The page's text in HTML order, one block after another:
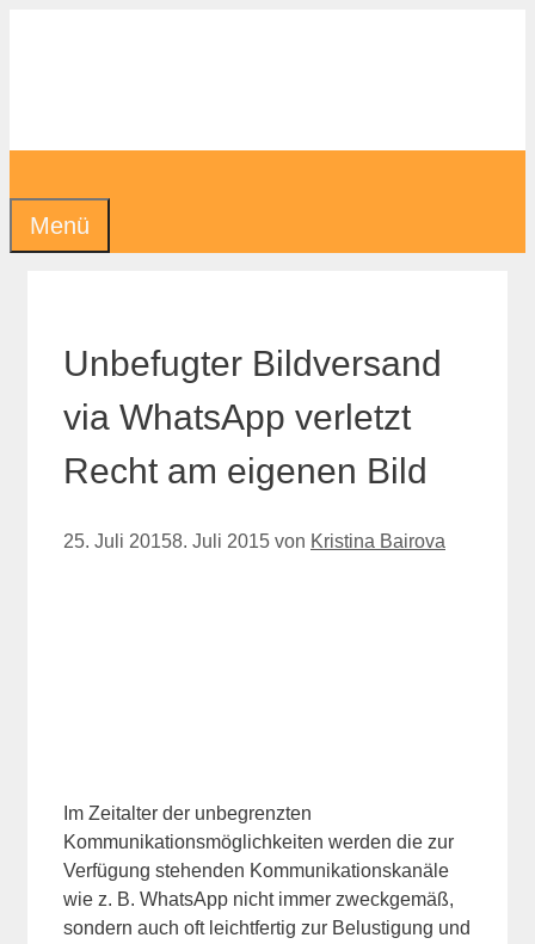
Menü
Unbefugter Bildversand
via WhatsApp verletzt
Recht am eigenen Bild
25. Juli 20158. Juli 2015 von Kristina Bairova
Im Zeitalter der unbegrenzten
Kommunikationsmöglichkeiten werden die zur
Verfügung stehenden Kommunikationskanäle
wie z. B. WhatsApp nicht immer zweckgemäß,
sondern auch oft leichtfertig zur Belustigung und